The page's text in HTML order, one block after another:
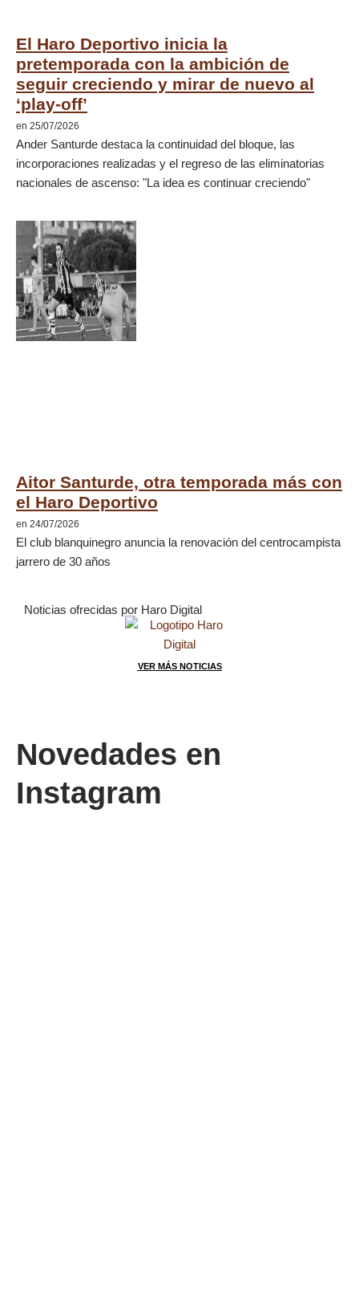
El Haro Deportivo inicia la
pretemporada con la ambición de
seguir creciendo y mirar de nuevo al
‘play-off’
en 25/07/2026
Ander Santurde destaca la continuidad del bloque, las
incorporaciones realizadas y el regreso de las eliminatorias
nacionales de ascenso: "La idea es continuar creciendo"
Aitor Santurde, otra temporada más con
el Haro Deportivo
en 24/07/2026
El club blanquinegro anuncia la renovación del centrocampista
jarrero de 30 años
Noticias ofrecidas por Haro Digital
VER MÁS NOTICIAS
Novedades en
Instagram